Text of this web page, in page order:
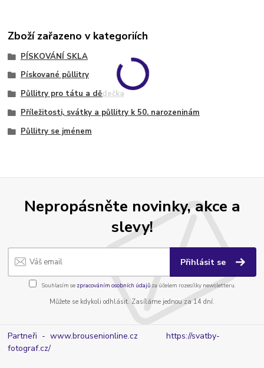
Zboží zařazeno v kategoriích
PÍSKOVÁNÍ SKLA
Pískované půllitry
Půllitry pro tátu a dědečka
Příležitosti, svátky a půllitry k 50. narozeninám
Půllitry se jménem
Nepropásněte novinky, akce a
slevy!
Přihlásit se
Souhlasím se zpracováním osobních údajůza účelem rozesílky newsletteru.
Můžete se kdykoli odhlásit. Zasíláme jednou za 14 dní.
Partneři - www.brousenionline.czhttps://svatby-
fotograf.cz/